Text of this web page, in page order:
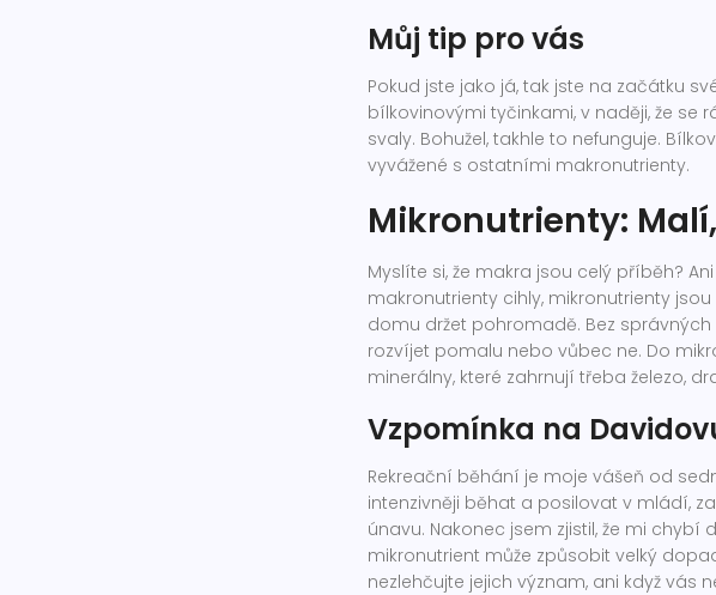
Můj tip pro vás
Pokud jste jako já, tak jste na začátku
bílkovinovými tyčinkami, v naději, že
svaly. Bohužel, takhle to nefunguje.
vyvážené s ostatními makronutrienty.
Mikronutrienty:
Myslíte si, že makra jsou celý příběh?
makronutrienty cihly, mikronutrienty
domu držet pohromadě. Bez
rozvíjet pomalu nebo vůbec ne. Do
minerálny, které zahrnují třeba železo,
Vzpomínka na
Rekreační běhání je moje vášeň od
intenzivněji běhat a posilovat v mládí,
únavu. Nakonec jsem zjistil, že mi chybí
mikronutrient může způsobit velký
nezlehčujte jejich význam, ani když vás